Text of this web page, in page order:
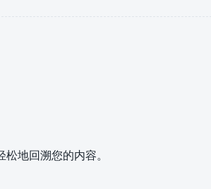
地回溯您的内容。